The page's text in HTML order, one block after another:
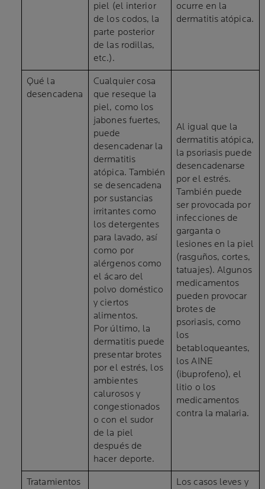
piel (el interior
de los codos, la
parte posterior
de las rodillas,
etc.).
ocurre en la
dermatitis atópica.
Qué la
desencadena
Cualquier cosa
que reseque la
piel, como los
jabones fuertes,
puede
desencadenar la
dermatitis
atópica. También
se desencadena
por sustancias
irritantes como
los detergentes
para lavado, así
como por
alérgenos como
el ácaro del
polvo doméstico
y ciertos
alimentos.
Por último, la
dermatitis puede
presentar brotes
por el estrés, los
ambientes
calurosos y
congestionados
o con el sudor
de la piel
después de
hacer deporte.
Al igual que la
dermatitis atópica,
la psoriasis puede
desencadenarse
por el estrés.
También puede
ser provocada por
infecciones de
garganta o
lesiones en la piel
(rasguños, cortes,
tatuajes). Algunos
medicamentos
pueden provocar
brotes de
psoriasis, como
los
betabloqueantes,
los AINE
(ibuprofeno), el
litio o los
medicamentos
contra la malaria.
Tratamientos
Los casos leves y